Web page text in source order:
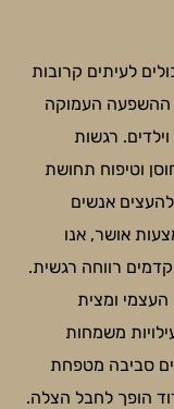
לעיתים קרובות
ההשפעה העמוקה
רגשות
וטיפוח תחושת
אנשים
אושר, אנו
רווחה רגשית.
ומצית
משמחות
סביבה מטפחת
הופך לחבל הצלה.